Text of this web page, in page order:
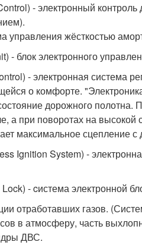
- электронный
управления жёсткостью
- блок электронного
- электронная система
о комфорте.
дорожного
а при поворотах на
максимальное сцепление с
Ignition System) -
- cистема электронной
отработавших газов.
в атмосферу, часть
ДВС.